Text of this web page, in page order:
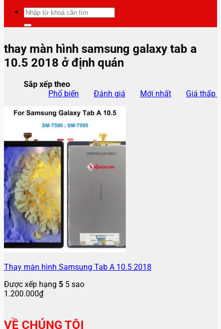
Tìm
kiếm:
thay màn hình samsung galaxy tab a
10.5 2018 ở định quán
Sắp xếp theo
Phổ biến
Đánh giá Mới nhất Giá thấp
Thay màn hình Samsung Tab A 10.5 2018
Được xếp hạng 5 5 sao
1.200.000₫
VỀ CHÚNG TÔI